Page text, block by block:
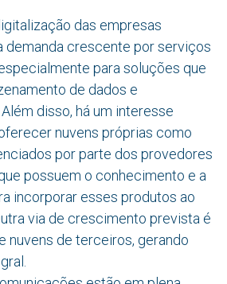
das empresas
demanda crescente por serviços
para soluções que
de dados e
disso, há um interesse
nuvens próprias como
por parte dos provedores
possuem o conhecimento e a
incorporar esses produtos ao
via de crescimento prevista é
nuvens de terceiros, gerando